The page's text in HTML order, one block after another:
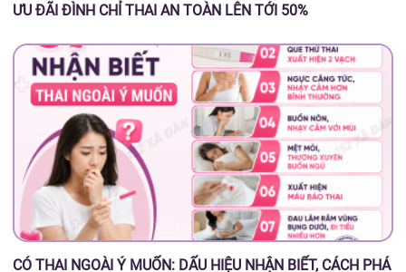
ƯU ĐÃI ĐÌNH CHỈ THAI AN TOÀN LÊN TỚI 50%
CÓ THAI NGOÀI Ý MUỐN: DẤU HIỆU NHẬN BIẾT, CÁCH PHÁ